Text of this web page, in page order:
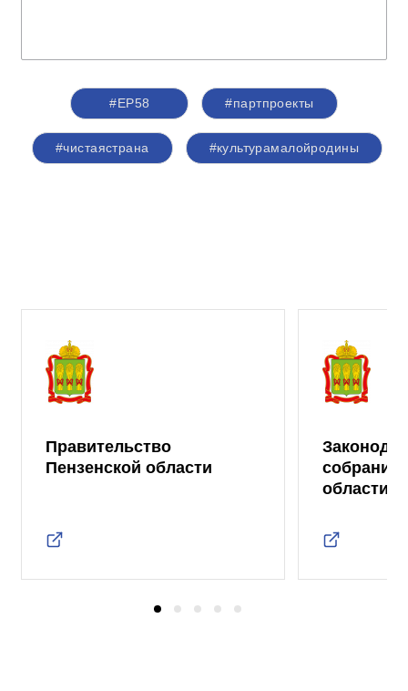
#ЕР58 #партпроекты
#чистаястрана #культурамалойродины
Правительство
Пензенской области
собрание
области